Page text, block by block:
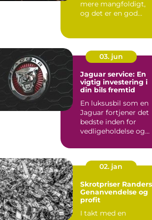
mere mangfoldigt,
og det er en god
03. jun
Jaguar service: En
vigtig investering i
din bils fremtid
En luksusbil som en
Jaguar fortjener det
bedste inden for
vedligeholdelse og
...
02. jan
Skrotpriser
Genanvendelse og
profit
I takt med en